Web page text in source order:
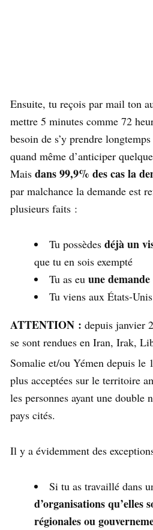
Ensuite, tu reçois par mail ton
mettre 5 minutes comme 72
besoin de s’y prendre
quand même d’anticiper
Mais dans 99,9% des cas la
par malchance la demande est
plusieurs faits :
Tu possèdes déjà un
que tu en sois exempté
Tu as eu une
Tu viens aux États-Unis
ATTENTION : depuis janvier
se sont rendues en Iran, Irak,
Somalie et/ou Yémen depuis le 1
plus acceptées sur le territoire
les personnes ayant une double
pays cités.
Il y a évidemment des
Si tu as travaillé dans
d’organisations qu’elles
régionales ou